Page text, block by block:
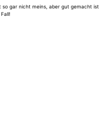
so gar nicht meins, aber gut gemacht ist